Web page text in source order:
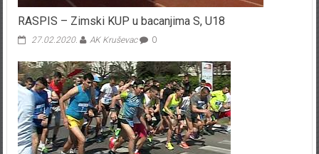
RASPIS – Zimski KUP u bacanjima S, U18
27.02.2020. AK Kruševac 0